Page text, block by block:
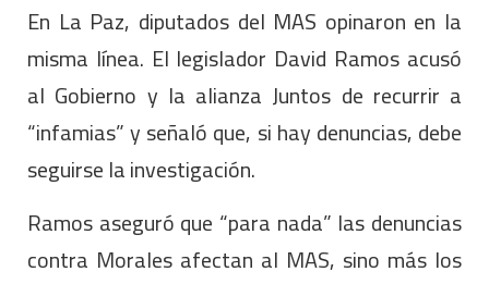
En La Paz, diputados del MAS opinaron en la
misma línea. El legislador David Ramos acusó
al Gobierno y la alianza Juntos de recurrir a
“infamias” y señaló que, si hay denuncias, debe
seguirse la investigación.
Ramos aseguró que “para nada” las denuncias
contra Morales afectan al MAS, sino más los